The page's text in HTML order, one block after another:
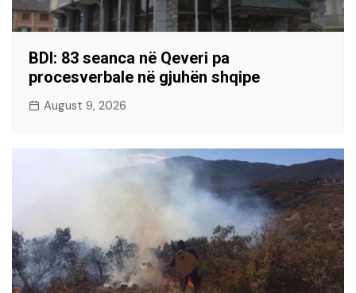
BDI: 83 seanca në Qeveri pa
procesverbale në gjuhën shqipe
August 9, 2026